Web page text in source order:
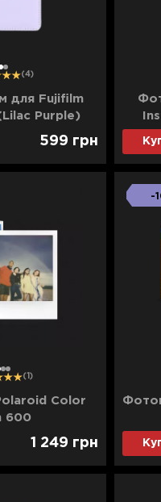
1 (4)
для Fujifilm
Purple)
599 грн
12 3 (1)
Color
600
1 249 грн
-